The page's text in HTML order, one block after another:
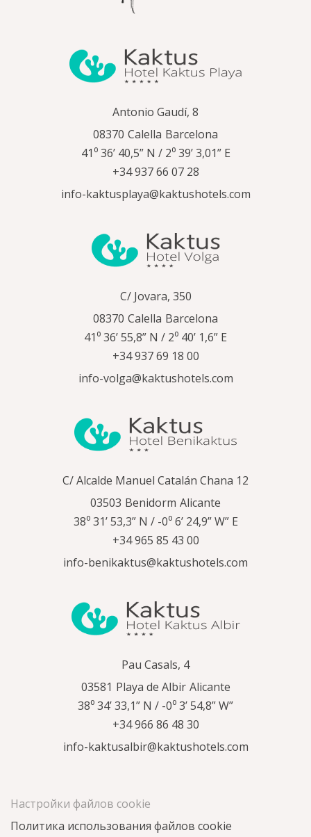
Antonio Gaudí, 8
08370 Calella Barcelona
41⁰ 36’ 40,5” N / 2⁰ 39’ 3,01” E
+34 937 66 07 28
info-kaktusplaya@kaktushotels.com
C/ Jovara, 350
08370 Calella Barcelona
41⁰ 36’ 55,8” N / 2⁰ 40’ 1,6” E
+34 937 69 18 00
info-volga@kaktushotels.com
C/ Alcalde Manuel Catalán Chana 12
03503 Benidorm Alicante
38⁰ 31’ 53,3” N / -0⁰ 6’ 24,9” W” E
+34 965 85 43 00
info-benikaktus@kaktushotels.com
Pau Casals, 4
03581 Playa de Albir Alicante
38⁰ 34’ 33,1” N / -0⁰ 3’ 54,8” W”
+34 966 86 48 30
info-kaktusalbir@kaktushotels.com
Настройки файлов cookie
Политика использования файлов cookie